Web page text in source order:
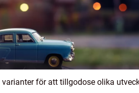
för att tillgodose olika